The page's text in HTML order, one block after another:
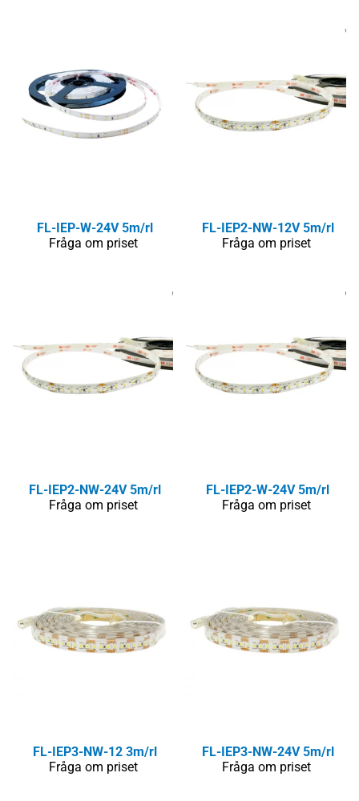
FL-IEP-W-24V 5m/rl
Fråga om priset
FL-IEP2-NW-12V 5m/rl
Fråga om priset
FL-IEP2-NW-24V 5m/rl
Fråga om priset
FL-IEP2-W-24V 5m/rl
Fråga om priset
FL-IEP3-NW-12 3m/rl
Fråga om priset
FL-IEP3-NW-24V 5m/rl
Fråga om priset